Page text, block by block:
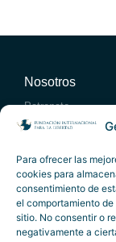
Para ofrecer las
cookies para
consentimiento de
el comportamiento
sitio. No consentir o
negativamente a
Nosotros
Patronato
Consejo académico
Consejo
Actividades
Foro Atlántico
Eventos
Actividades
Premios